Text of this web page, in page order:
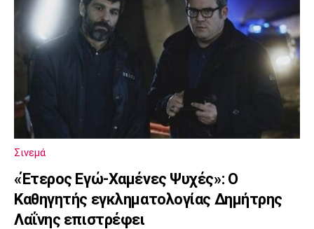
Σινεμά
«Έτερος Εγώ-Χαμένες Ψυχές»: Ο
Καθηγητής εγκληματολογίας Δημήτρης
Λαΐνης επιστρέφει